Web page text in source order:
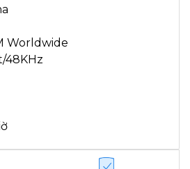
Worldwide
48KHz